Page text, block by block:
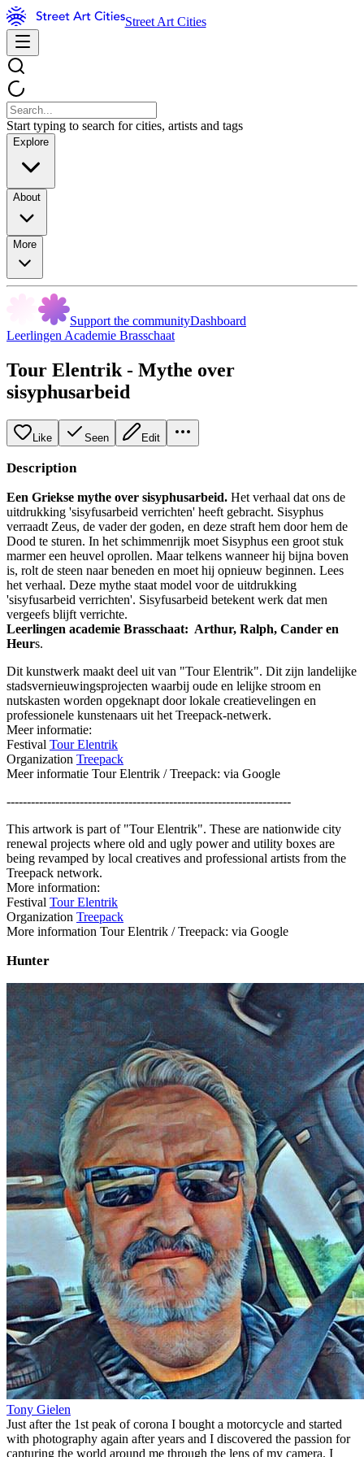
Street Art Cities
Start typing to search for cities, artists and tags
Explore
About
More
Support the communityDashboard
Leerlingen Academie Brasschaat
Tour Elentrik - Mythe over
sisyphusarbeid
Like Seen Edit
Description
Een Griekse mythe over sisyphusarbeid. Het verhaal dat ons de
uitdrukking 'sisyfusarbeid verrichten' heeft gebracht. Sisyphus
verraadt Zeus, de vader der goden, en deze straft hem door hem de
Dood te sturen. In het schimmenrijk moet Sisyphus een groot stuk
marmer een heuvel oprollen. Maar telkens wanneer hij bijna boven
is, rolt de steen naar beneden en moet hij opnieuw beginnen. Lees
het verhaal. Deze mythe staat model voor de uitdrukking
'sisyfusarbeid verrichten'. Sisyfusarbeid betekent werk dat men
vergeefs blijft verrichte.
Leerlingen academie Brasschaat: Arthur, Ralph, Cander en
Heurs.
Dit kunstwerk maakt deel uit van "Tour Elentrik". Dit zijn landelijke
stadsvernieuwingsprojecten waarbij oude en lelijke stroom en
nutskasten worden opgeknapt door lokale creatievelingen en
professionele kunstenaars uit het Treepack-netwerk.
Meer informatie:
Festival Tour Elentrik
Organization Treepack
Meer informatie Tour Elentrik / Treepack: via Google
----------------------------------------------------------------------
This artwork is part of "Tour Elentrik". These are nationwide city
renewal projects where old and ugly power and utility boxes are
being revamped by local creatives and professional artists from the
Treepack network.
More information:
Festival Tour Elentrik
Organization Treepack
More information Tour Elentrik / Treepack: via Google
Hunter
Tony Gielen
Just after the 1st peak of corona I bought a motorcycle and started
with photography again after years and I discovered the passion for
capturing the world around me through the lens of my camera. I